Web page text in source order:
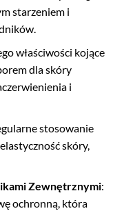
starzeniem i
właściwości kojące
dla skóry
i
stosowanie
skóry,
Zewnętrznymi:
ochronną, która